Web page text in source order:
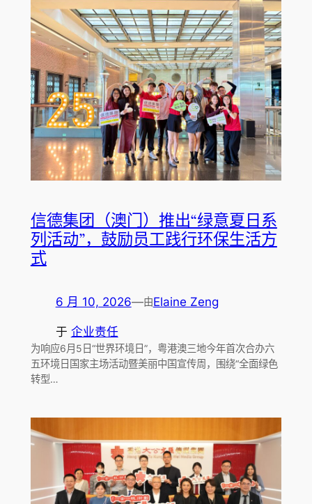
信德集团（澳门）推出“绿意夏日系
列活动”，鼓励员工践行环保生活方
式
6 月 10, 2026—由Elaine Zeng
于 企业责任
为响应6月5日“世界环境日”，粤港澳三地今年首次合办六
五环境日国家主场活动暨美丽中国宣传周，围绕“全面绿色
转型…